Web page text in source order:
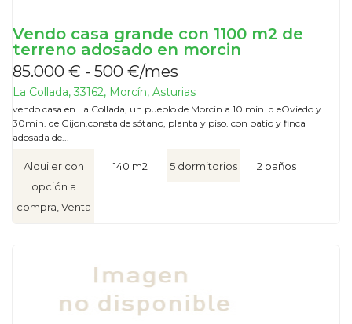
Vendo casa grande con 1100 m2 de
terreno adosado en morcin
85.000 € - 500 €/mes
La Collada, 33162, Morcín, Asturias
vendo casa en La Collada, un pueblo de Morcin a 10 min. d eOviedo y
30min. de Gijon.consta de sótano, planta y piso. con patio y finca
adosada de...
Alquiler con
opción a
compra, Venta
140 m2 5 dormitorios 2 baños